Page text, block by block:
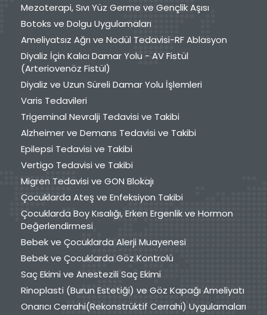
Mezoterapi, Sıvı Yüz Germe ve Gençlik Aşısı
Botoks ve Dolgu Uygulamaları
Ameliyatsız Ağrı ve Nodül Tedavisi-RF Ablasyon
Diyaliz İçin Kalıcı Damar Yolu - AV Fistül
(Arteriovenöz Fistül)
Diyaliz ve Uzun Süreli Damar Yolu İşlemleri
Varis Tedavileri
Trigeminal Nevralji Tedavisi ve Takibi
Alzheimer ve Demans Tedavisi ve Takibi
Epilepsi Tedavisi ve Takibi
Vertigo Tedavisi ve Takibi
Migren Tedavisi ve GON Blokajı
Çocuklarda Ateş ve Enfeksiyon Takibi
Çocuklarda Boy Kısalığı, Erken Ergenlik ve Hormon
Değerlendirmesi
Bebek ve Çocuklarda Alerji Muayenesi
Bebek ve Çocuklarda Göz Kontrolü
Saç Ekimi ve Anestezili Saç Ekimi
Rinoplasti (Burun Estetiği) ve Göz Kapağı Ameliyatı
Onarıcı Cerrahi(Rekonstrüktif Cerrahi) Uygulamaları